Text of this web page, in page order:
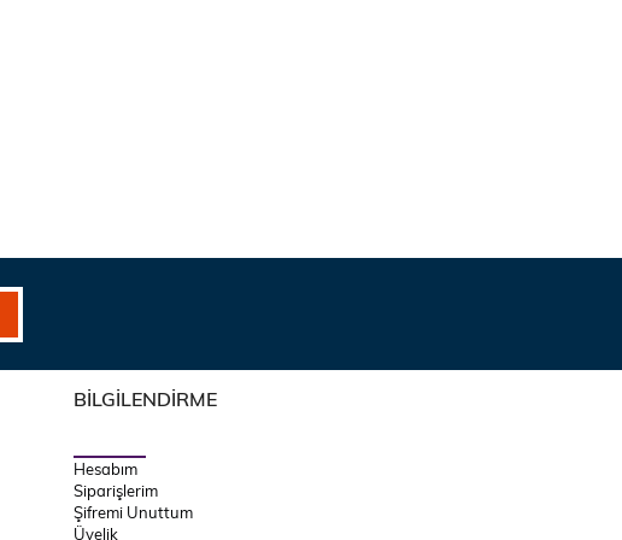
BİLGİLENDİRME
Hesabım
Siparişlerim
Şifremi Unuttum
Üyelik